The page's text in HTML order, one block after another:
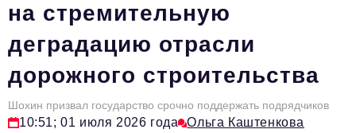
HR
Персона номера
Инфраструктура развития
Технологии и тренды
на стремительную
деградацию отрасли
дорожного строительства
Шохин призвал государство срочно поддержать подрядчиков
10:51; 01 июля 2026 года Ольга Каштенкова